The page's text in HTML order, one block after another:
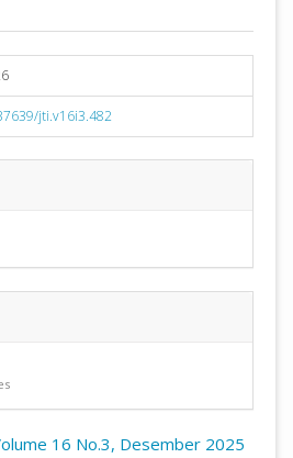
jti.v16i3.482
16 No.3, Desember 2025